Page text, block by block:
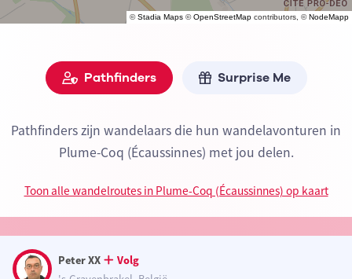
©Stadia Maps ©OpenStreetMap contributors, ©NodeMapp
Pathfinders Surprise Me
Pathfinders zijn wandelaars die hun wandelavonturen in
Plume-Coq (Écaussinnes) met jou delen.
Toon alle wandelroutes in Plume-Coq (Écaussinnes) op kaart
Peter XX
Volg